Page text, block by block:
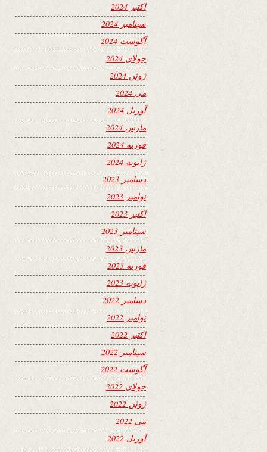
اکتبر 2024
سپتامبر 2024
آگوست 2024
جولای 2024
ژوئن 2024
می 2024
آوریل 2024
مارس 2024
فوریه 2024
ژانویه 2024
دسامبر 2023
نوامبر 2023
اکتبر 2023
سپتامبر 2023
مارس 2023
فوریه 2023
ژانویه 2023
دسامبر 2022
نوامبر 2022
اکتبر 2022
سپتامبر 2022
آگوست 2022
جولای 2022
ژوئن 2022
می 2022
آوریل 2022